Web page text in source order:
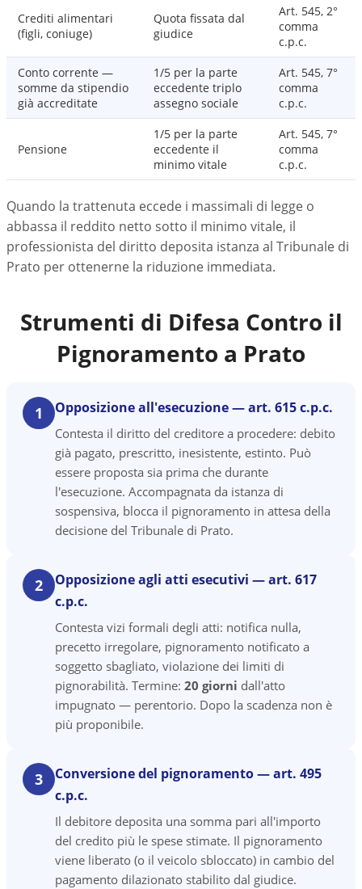
Crediti alimentari
(figli, coniuge)
Quota fissata dal
giudice
Art. 545, 2°
comma
c.p.c.
Conto corrente —
somme da stipendio
già accreditate
1/5 per la parte
eccedente triplo
assegno sociale
Art. 545, 7°
comma
c.p.c.
Pensione
1/5 per la parte
eccedente il
minimo vitale
Art. 545, 7°
comma
c.p.c.
Quando la trattenuta eccede i massimali di legge o
abbassa il reddito netto sotto il minimo vitale, il
professionista del diritto deposita istanza al Tribunale di
Prato per ottenerne la riduzione immediata.
Strumenti di Difesa Contro il
Pignoramento a Prato
1 Opposizione all'esecuzione — art. 615 c.p.c.
Contesta il diritto del creditore a procedere: debito
già pagato, prescritto, inesistente, estinto. Può
essere proposta sia prima che durante
l'esecuzione. Accompagnata da istanza di
sospensiva, blocca il pignoramento in attesa della
decisione del Tribunale di Prato.
2
Opposizione agli atti esecutivi — art. 617
c.p.c.
Contesta vizi formali degli atti: notifica nulla,
precetto irregolare, pignoramento notificato a
soggetto sbagliato, violazione dei limiti di
pignorabilità. Termine: 20 giorni dall'atto
impugnato — perentorio. Dopo la scadenza non è
più proponibile.
3
Conversione del pignoramento — art. 495
c.p.c.
Il debitore deposita una somma pari all'importo
del credito più le spese stimate. Il pignoramento
viene liberato (o il veicolo sbloccato) in cambio del
pagamento dilazionato stabilito dal giudice.